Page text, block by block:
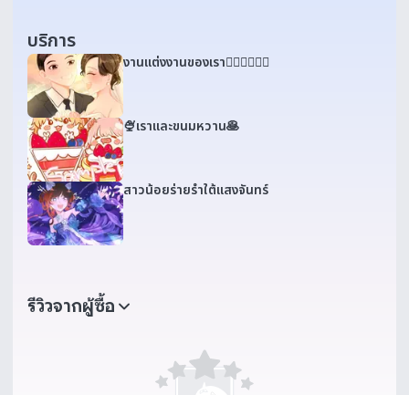
บริการ
งานแต่งงานของเรา👰🏻‍♀️🤵🏻‍♀️
🍨เราและขนมหวาน🥞
สาวน้อยร่ายรำใต้แสงจันทร์
รีวิวจากผู้ซื้อ